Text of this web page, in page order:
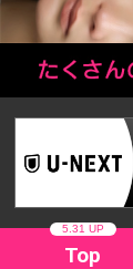
Top
5.31 UP